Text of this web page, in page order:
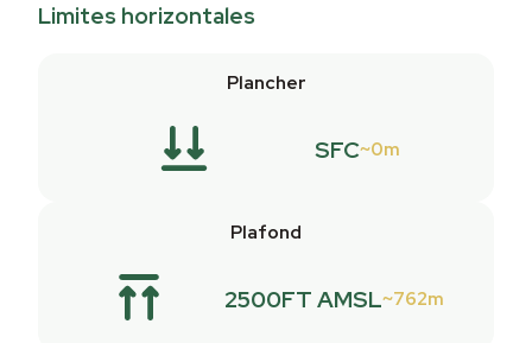
Limites horizontales
Plancher
SFC 0m
Plafond
2500FT AMSL 762m